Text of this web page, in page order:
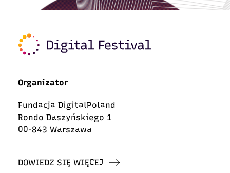
Organizator
Fundacja DigitalPoland
Rondo Daszyńskiego 1
00-843 Warszawa
DOWIEDZ SIĘ WIĘCEJ